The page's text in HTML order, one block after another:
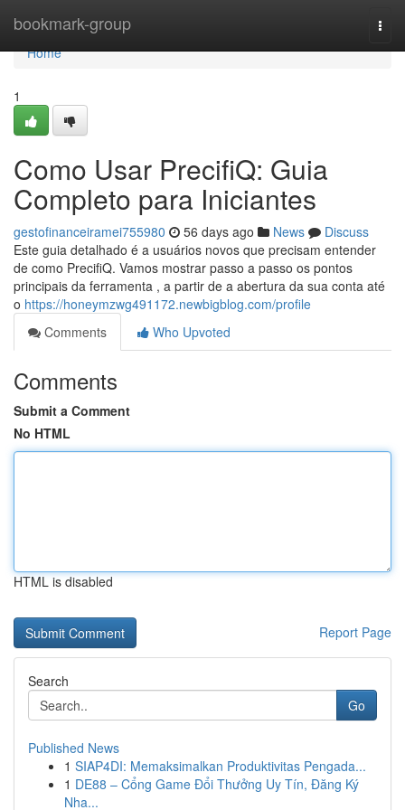
bookmark-group
Home
Home
1
Como Usar PrecifiQ: Guia
Completo para Iniciantes
gestofinanceiramei755980 56 days ago News
Discuss
Este guia detalhado é a usuários novos que precisam entender
de como PrecifiQ. Vamos mostrar passo a passo os pontos
principais da ferramenta , a partir de a abertura da sua conta até
o https://honeymzwg491172.newbigblog.com/profile
Comments
Who Upvoted
Comments
Submit a Comment
No HTML
HTML is disabled
Report Page
Search
Go
Published News
1 SIAP4DI: Memaksimalkan Produktivitas Pengada...
1 DE88 – Cổng Game Đổi Thưởng Uy Tín, Đăng Ký
Nha...